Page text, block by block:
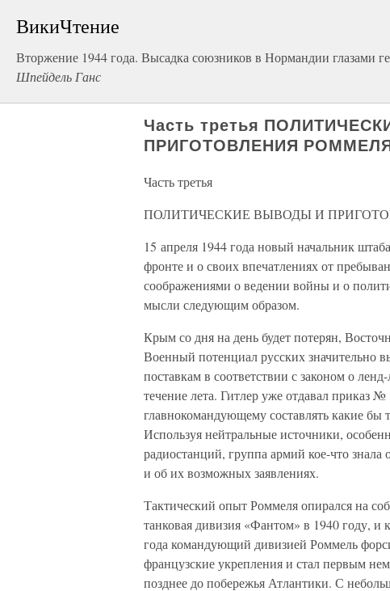
ВикиЧтение
Вторжение 1944 года. Высадка союзников в Нормандии глазами
Шпейдель Ганс
Часть третья
ПРИГОТОВЛЕНИЯ
Часть третья
ПОЛИТИЧЕСКИЕ ВЫВОДЫ И
15 апреля 1944 года новый начальник
фронте и о своих впечатлениях от
соображениями о ведении войны и о
мысли следующим образом.
Крым со дня на день будет потерян,
Военный потенциал русских значительно
поставкам в соответствии с законом о
течение лета. Гитлер уже отдавал приказ
главнокомандующему составлять какие
Используя нейтральные источники,
радиостанций, группа армий кое-что знала
и об их возможных заявлениях.
Тактический опыт Роммеля опирался на
танковая дивизия «Фантом» в 1940 году,
года командующий дивизией Роммель
французские укрепления и стал первым
позднее до побережья Атлантики. С